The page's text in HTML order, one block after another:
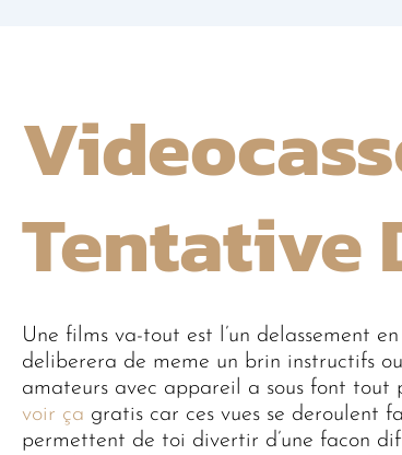
Tentative
Une films va-tout est l’un delassement
deliberera de meme un brin instructifs
amateurs avec appareil a sous font tout
voir ça gratis car ces vues se deroulent
permettent de toi divertir d’une facon